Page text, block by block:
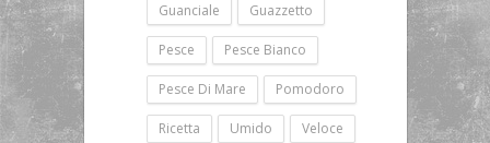
Guanciale Guazzetto
Pesce Pesce Bianco
Pesce Di Mare Pomodoro
Ricetta Umido Veloce